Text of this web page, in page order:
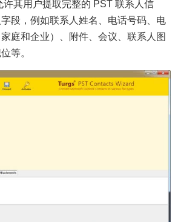
许其用户提取完整的 PST 联系人信
段，例如联系人姓名、电话号码、电
庭和企业）、附件、会议、联系人图
等。